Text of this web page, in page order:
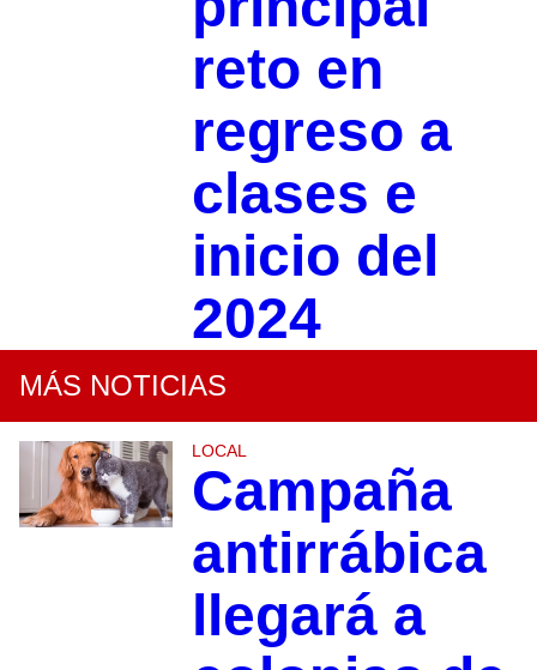
reto en
regreso a
clases e
inicio del
2024
MÁS NOTICIAS
LOCAL
Campaña
antirrábica
llegará a